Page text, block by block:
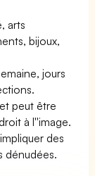
arts
bijoux,
jours
peut être
à l''image.
des
dénudées.